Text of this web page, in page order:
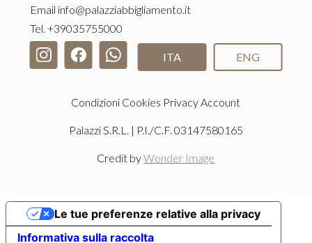
Email info@palazziabbigliamento.it
Tel. +39035755000
ITA ENG
Condizioni Cookies Privacy Account
Palazzi S.R.L. | P.I./C.F. 03147580165
Credit byWonder Image
Informativa sulla raccolta
Le tue preferenze relative alla privacy